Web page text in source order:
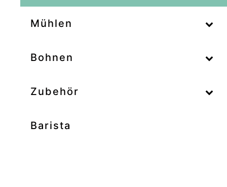
Mühlen
–
Bohnen
–
Zubehör
Barista